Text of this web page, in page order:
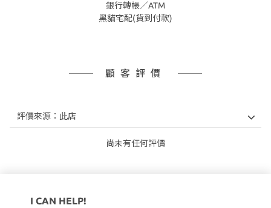
銀行轉帳／ATM
黑貓宅配(貨到付款)
顧客評價
尚未有任何評價
I CAN HELP!